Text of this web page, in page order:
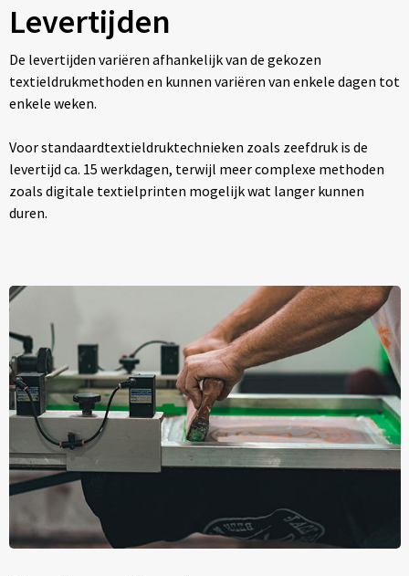
Levertijden
De levertijden variëren afhankelijk van de gekozen
textieldrukmethoden en kunnen variëren van enkele dagen tot
enkele weken.
Voor standaardtextieldruktechnieken zoals zeefdruk is de
levertijd ca. 15 werkdagen, terwijl meer complexe methoden
zoals digitale textielprinten mogelijk wat langer kunnen
duren.